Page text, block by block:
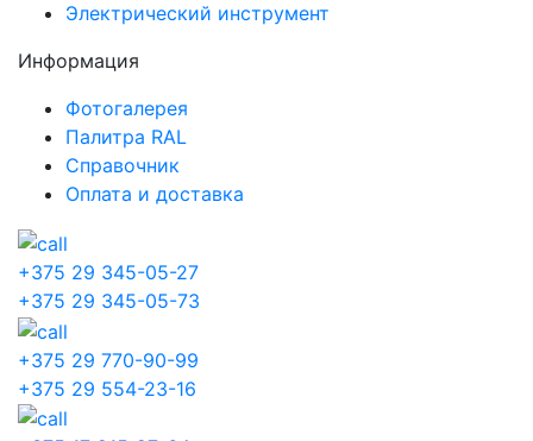
Электрический инструмент
Информация
Фотогалерея
Палитра RAL
Справочник
Оплата и доставка
+375 29 345-05-27
+375 29 345-05-73
+375 29 770-90-99
+375 29 554-23-16